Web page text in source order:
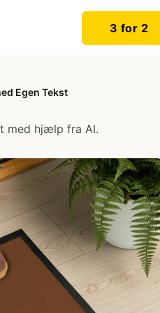
3 for 2
Egen Tekst
med hjælp fra AI.